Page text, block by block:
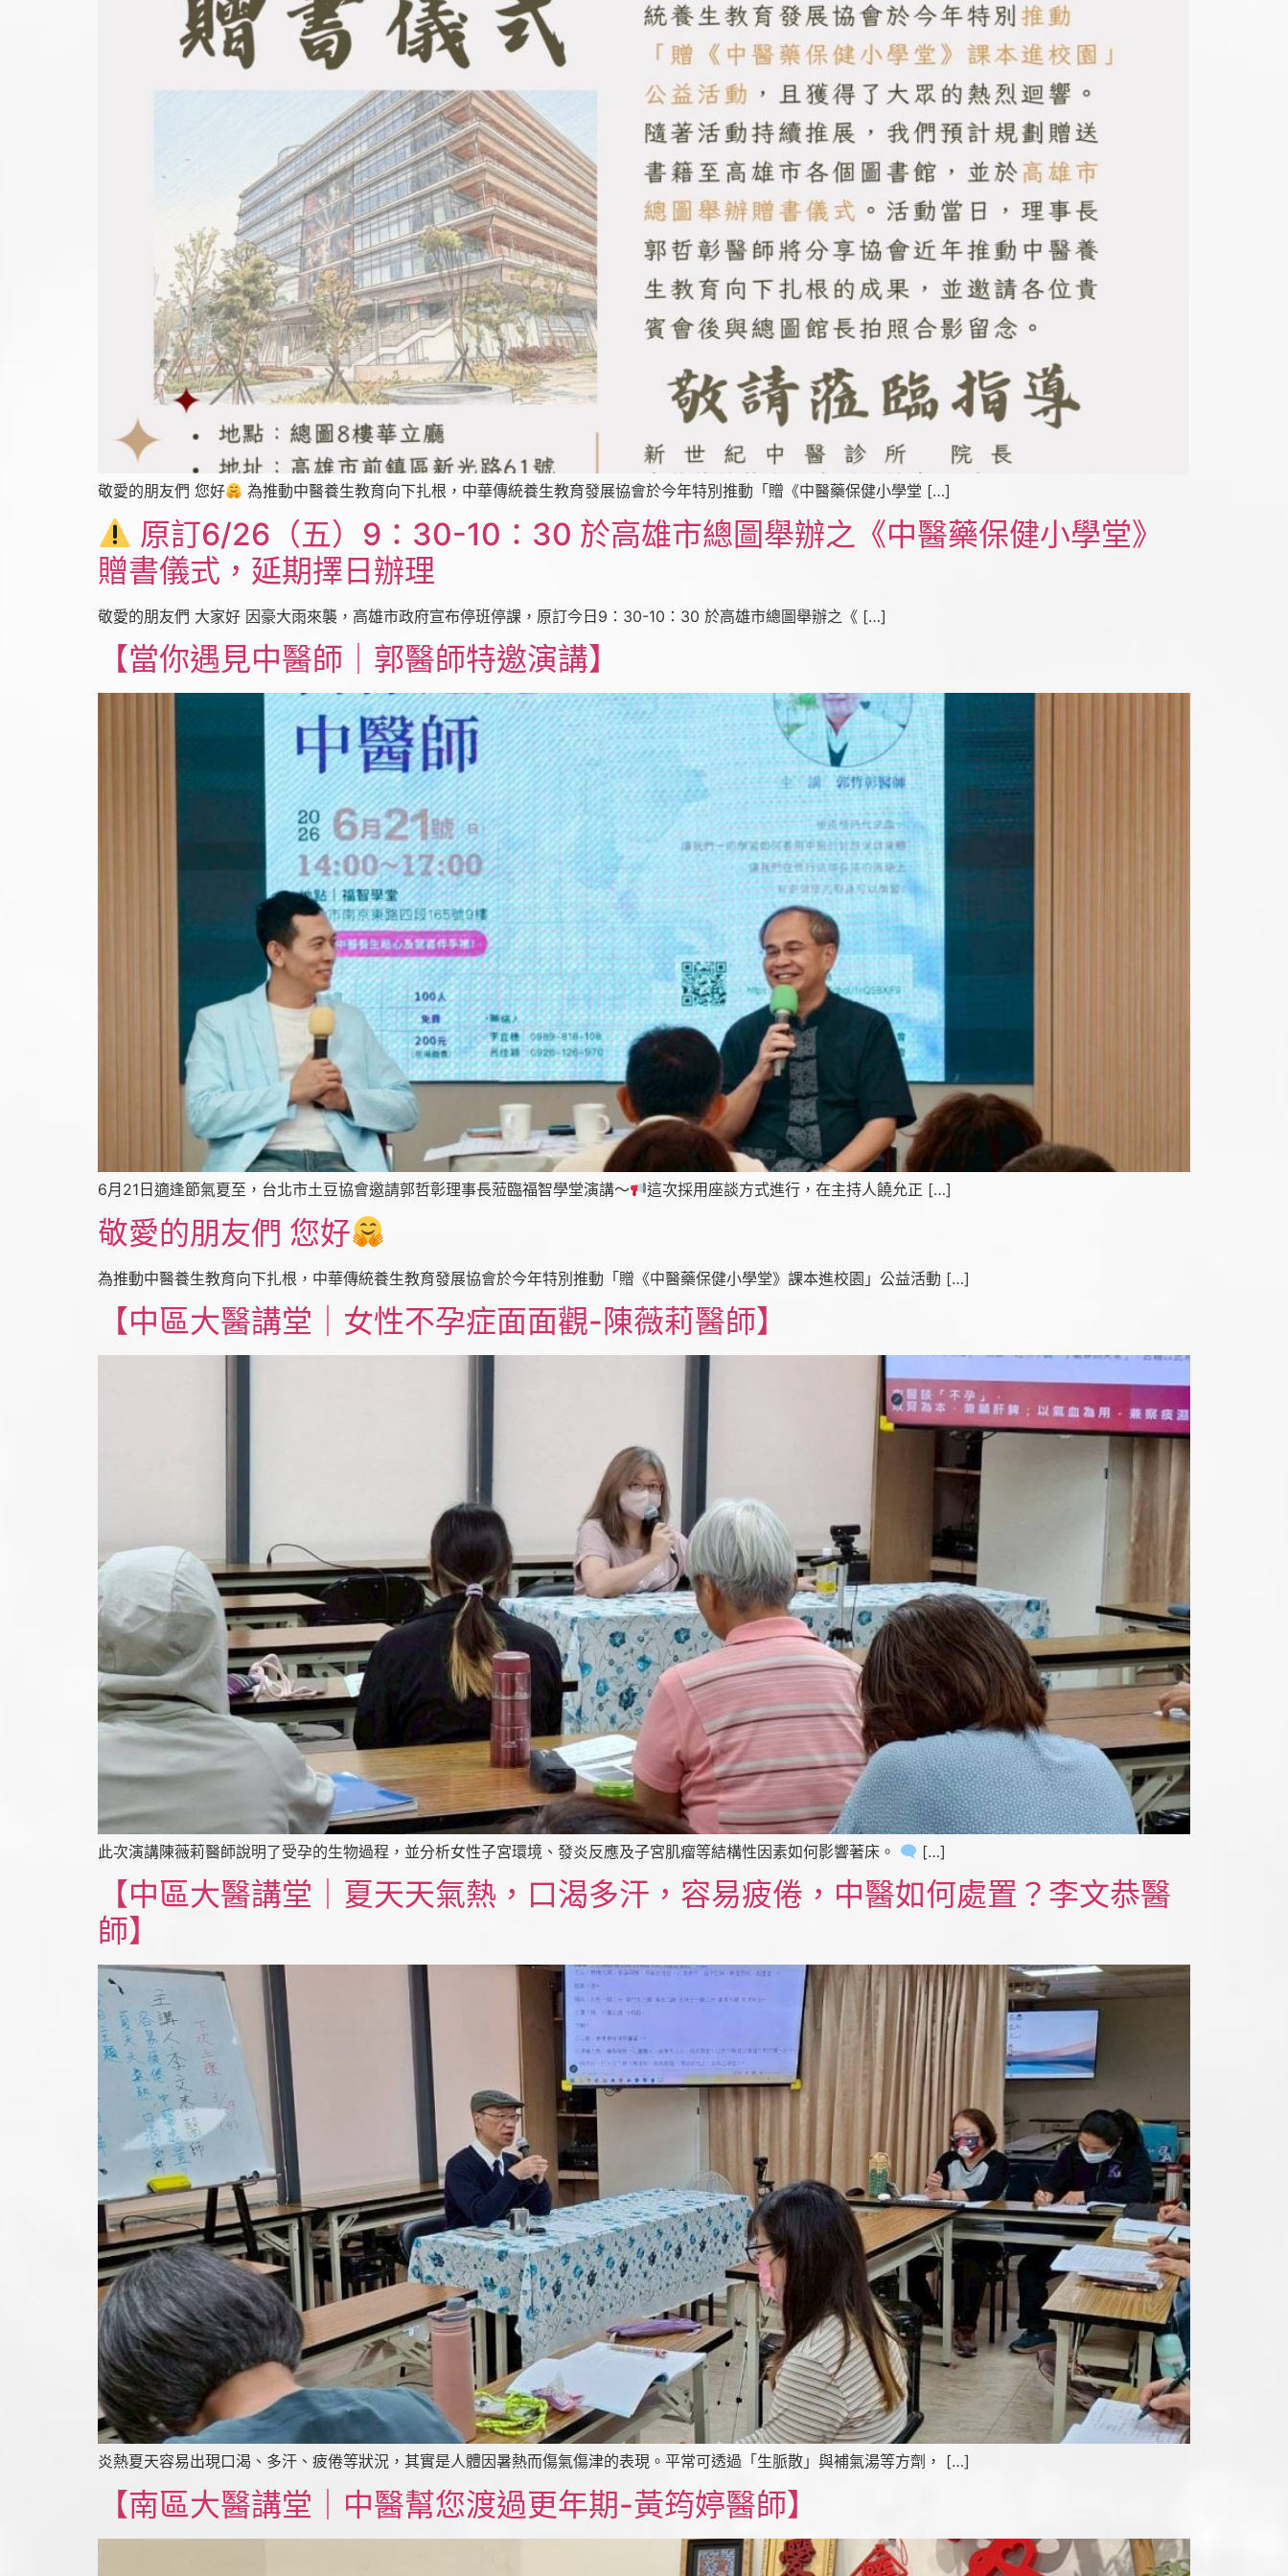
敬愛的朋友們 您好 為推動中醫養生教育向下扎根，中華傳統養生教育發展協會於今年特別推動「贈《中醫藥保健小學堂 […]
原訂6/26（五）9：30-10：30 於高雄市總圖舉辦之《中醫藥保健小學堂》
贈書儀式，延期擇日辦理
敬愛的朋友們 大家好 因豪大雨來襲，高雄市政府宣布停班停課，原訂今日9：30-10：30 於高雄市總圖舉辦之《 […]
【當你遇見中醫師｜郭醫師特邀演講】
6月21日適逢節氣夏至，台北市土豆協會邀請郭哲彰理事長蒞臨福智學堂演講～ 這次採用座談方式進行，在主持人饒允正 […]
敬愛的朋友們 您好
為推動中醫養生教育向下扎根，中華傳統養生教育發展協會於今年特別推動「贈《中醫藥保健小學堂》課本進校園」公益活動 […]
【中區大醫講堂｜女性不孕症面面觀-陳薇莉醫師】
此次演講陳薇莉醫師說明了受孕的生物過程，並分析女性子宮環境、發炎反應及子宮肌瘤等結構性因素如何影響著床。 […]
【中區大醫講堂｜夏天天氣熱，口渴多汗，容易疲倦，中醫如何處置？李文恭醫
師】
炎熱夏天容易出現口渴、多汗、疲倦等狀況，其實是人體因暑熱而傷氣傷津的表現。平常可透過「生脈散」與補氣湯等方劑， […]
【南區大醫講堂｜中醫幫您渡過更年期-黃筠婷醫師】